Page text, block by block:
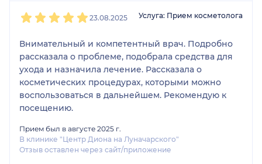
23.08.2025 Услуга: Прием косметолога
Внимательный и компетентный врач. Подробно
рассказала о проблеме, подобрала средства для
ухода и назначила лечение. Рассказала о
косметических процедурах, которыми можно
воспользоваться в дальнейшем. Рекомендую к
посещению.
Прием был в августе 2025 г.
В клинике "Центр Диона на Луначарского"
Отзыв оставлен через сайт/приложение